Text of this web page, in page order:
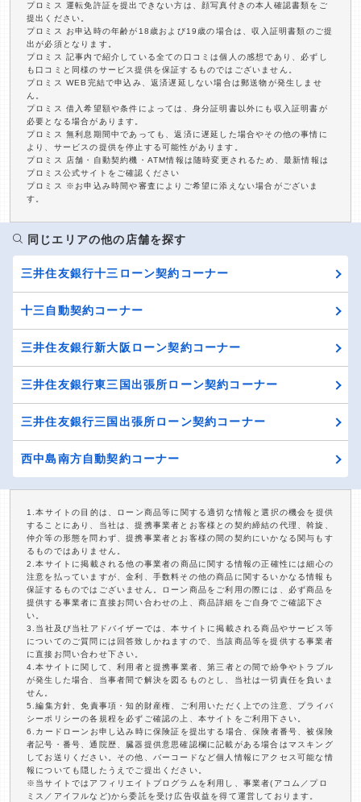
プロミス 運転免許証を提出できない方は、顔写真付きの本人確認書類をご
提出ください。
プロミス お申込時の年齢が18歳および19歳の場合は、収入証明書類のご提
出が必須となります。
プロミス 記事内で紹介している全ての口コミは個人の感想であり、必ずし
も口コミと同様のサービス提供を保証するものではございません。
プロミス WEB完結で申込み、返済遅延しない場合は郵送物が発生しませ
ん。
プロミス 借入希望額や条件によっては、身分証明書以外にも収入証明書が
必要となる場合があります。
プロミス 無利息期間中であっても、返済に遅延した場合やその他の事情に
より、サービスの提供を停止する可能性があります。
プロミス 店舗・自動契約機・ATM情報は随時変更されるため、最新情報は
プロミス公式サイトをご確認ください
プロミス ※お申込み時間や審査によりご希望に添えない場合がございま
す。
同じエリアの他の店舗を探す
三井住友銀行十三ローン契約コーナー
十三自動契約コーナー
三井住友銀行新大阪ローン契約コーナー
三井住友銀行東三国出張所ローン契約コーナー
三井住友銀行三国出張所ローン契約コーナー
西中島南方自動契約コーナー
1.本サイトの目的は、ローン商品等に関する適切な情報と選択の機会を提供
することにあり、当社は、提携事業者とお客様との契約締結の代理、斡旋、
仲介等の形態を問わず、提携事業者とお客様の間の契約にいかなる関与もす
るものではありません。
2.本サイトに掲載される他の事業者の商品に関する情報の正確性には細心の
注意を払っていますが、金利、手数料その他の商品に関するいかなる情報も
保証するものではございません。ローン商品をご利用の際には、必ず商品を
提供する事業者に直接お問い合わせの上、商品詳細をご自身でご確認下さ
い。
3.当社及び当社アドバイザーでは、本サイトに掲載される商品やサービス等
についてのご質問には回答致しかねますので、当該商品等を提供する事業者
に直接お問い合わせ下さい。
4.本サイトに関して、利用者と提携事業者、第三者との間で紛争やトラブル
が発生した場合、当事者間で解決を図るものとし、当社は一切責任を負いま
せん。
5.編集方針、免責事項・知的財産権、ご利用いただく上での注意、プライバ
シーポリシーの各規程を必ずご確認の上、本サイトをご利用下さい。
6.カードローンお申し込み時に保険証を提出する場合、保険者番号、被保険
者記号・番号、通院歴、臓器提供意思確認欄に記載がある場合はマスキング
してお送りください。その他、バーコードなど個人情報にアクセス可能な情
報についても隠したうえでご提出ください。
※当サイトではアフィリエイトプログラムを利用し、事業者(アコム／プロ
ミス／アイフルなど)から委託を受け広告収益を得て運営しております。